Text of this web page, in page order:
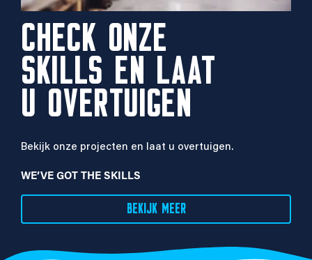
CHECK ONZE
SKILLS EN LAAT
U OVERTUIGEN
Bekijk onze projecten en laat u overtuigen.
WE’VE GOT THE SKILLS
BEKIJK MEER